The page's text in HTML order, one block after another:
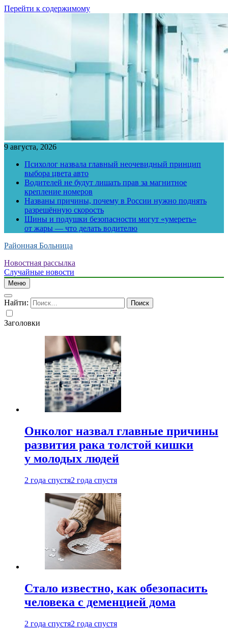
Перейти к содержимому
9 августа, 2026
Психолог назвала главный неочевидный принцип
выбора цвета авто
Водителей не будут лишать прав за магнитное
крепление номеров
Названы причины, почему в России нужно поднять
разрешённую скорость
Шины и подушки безопасности могут «умереть»
от жары — что делать водителю
Районная Больница
Новостная рассылка
Случайные новости
Меню
Найти:
Заголовки
Онколог назвал главные причины
развития рака толстой кишки
у молодых людей
2 года спустя2 года спустя
Стало известно, как обезопасить
человека с деменцией дома
2 года спустя2 года спустя